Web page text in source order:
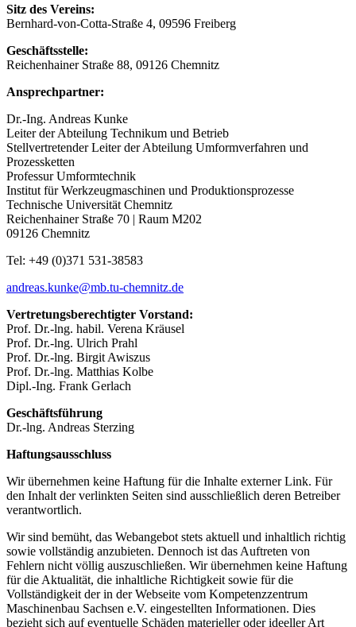
Sitz des Vereins:
Bernhard-von-Cotta-Straße 4, 09596 Freiberg
Geschäftsstelle:
Reichenhainer Straße 88, 09126 Chemnitz
Ansprechpartner:
Dr.-Ing. Andreas Kunke
Leiter der Abteilung Technikum und Betrieb
Stellvertretender Leiter der Abteilung Umformverfahren und
Prozessketten
Professur Umformtechnik
Institut für Werkzeugmaschinen und Produktionsprozesse
Technische Universität Chemnitz
Reichenhainer Straße 70 | Raum M202
09126 Chemnitz
Tel: +49 (0)371 531-38583
andreas.kunke@mb.tu-chemnitz.de
Vertretungsberechtigter Vorstand:
Prof. Dr.-lng. habil. Verena Kräusel
Prof. Dr.-lng. Ulrich Prahl
Prof. Dr.-lng. Birgit Awiszus
Prof. Dr.-lng. Matthias Kolbe
Dipl.-Ing. Frank Gerlach
Geschäftsführung
Dr.-lng. Andreas Sterzing
Haftungsausschluss
Wir übernehmen keine Haftung für die Inhalte externer Link. Für
den Inhalt der verlinkten Seiten sind ausschließlich deren Betreiber
verantwortlich.
Wir sind bemüht, das Webangebot stets aktuell und inhaltlich richtig
sowie vollständig anzubieten. Dennoch ist das Auftreten von
Fehlern nicht völlig auszuschließen. Wir übernehmen keine Haftung
für die Aktualität, die inhaltliche Richtigkeit sowie für die
Vollständigkeit der in der Webseite vom Kompetenzzentrum
Maschinenbau Sachsen e.V. eingestellten Informationen. Dies
bezieht sich auf eventuelle Schäden materieller oder ideeller Art